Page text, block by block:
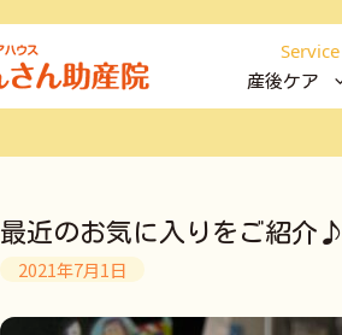
Service
産後ケア
最近のお気に入りをご紹介♪
2021年7月1日